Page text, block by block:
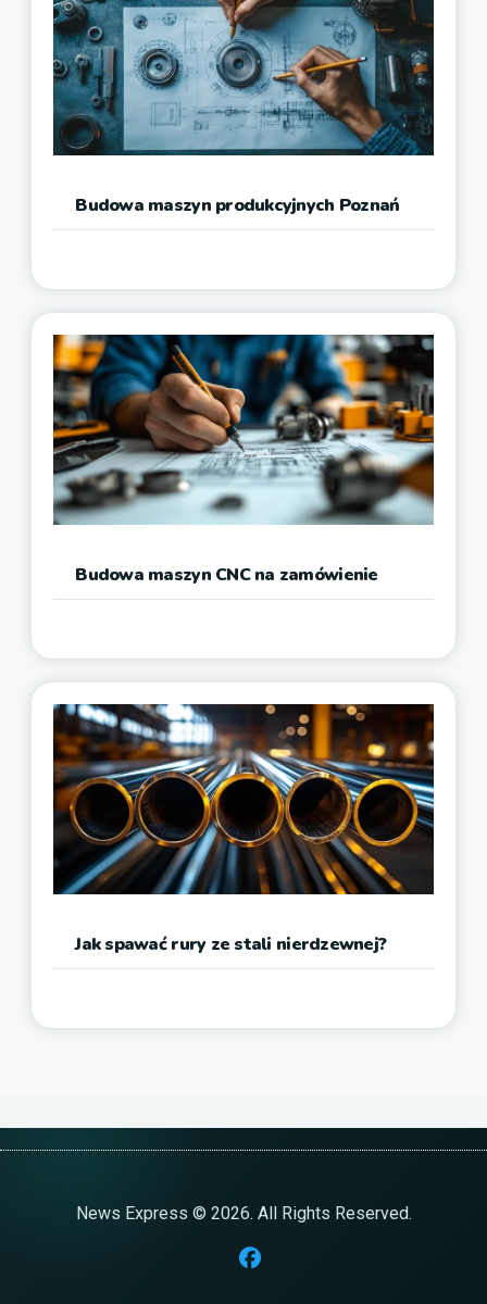
Budowa maszyn produkcyjnych Poznań
Budowa maszyn CNC na zamówienie
Jak spawać rury ze stali nierdzewnej?
News Express © 2026. All Rights Reserved.